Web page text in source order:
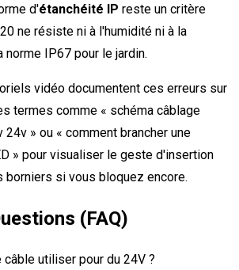
d'étanchéité IP reste un critère
ne résiste ni à l'humidité ni à la
IP67 pour le jardin.
vidéo documentent ces erreurs sur
termes comme « schéma câblage
» ou « comment brancher une
» pour visualiser le geste d'insertion
borniers si vous bloquez encore.
(FAQ)
utiliser pour du 24V ?